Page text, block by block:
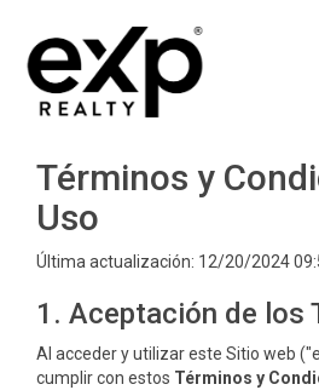
Términos y
Uso
Última actualización: 12/20/2024
1. Aceptación de los
Al acceder y utilizar este Sitio web
cumplir con estos Términos y